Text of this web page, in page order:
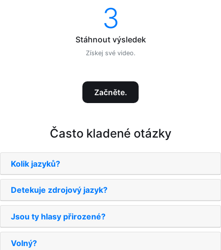
3
Stáhnout výsledek
Získej své video.
Začněte.
Často kladené otázky
Kolik jazyků?
Detekuje zdrojový jazyk?
Jsou ty hlasy přirozené?
Volný?